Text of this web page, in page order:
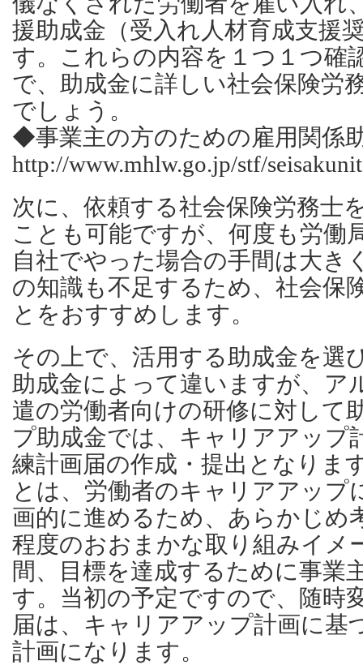
援助成金（受入れ人材育成支援
す。これらの内容を１つ１つ確
で、助成金に詳しい社会保険労
でしょう。
◆事業主の方のための雇用関係
http://www.mhlw.go.jp/stf/
次に、依頼する社会保険労務士
ことも可能ですが、何度も労働
自社でやった場合の手間は大き
の知識も不足するため、社会保
とをおすすめします。
その上で、活用する助成金を選
助成金によって違いますが、ア
遣の労働者向けの研修に対して
プ助成金では、キャリアアップ
練計画届の作成・提出となりま
とは、労働者のキャリアアップ
画的に進めるため、あらかじめ
程度のおおまかな取り組みイメ
間、目標を達成するために事業
す。当初の予定ですので、随時
届は、キャリアアップ計画に基
計画になります。